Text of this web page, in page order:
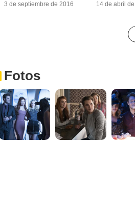
3 de septiembre de 2016 14 de abril
Fotos